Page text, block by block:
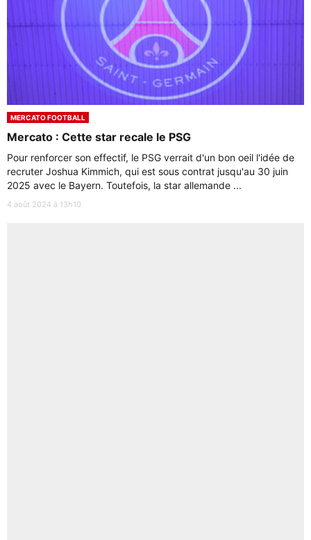
MERCATO FOOTBALL
Mercato : Cette star recale le PSG
Pour renforcer son effectif, le PSG verrait d'un bon oeil l'idée de
recruter Joshua Kimmich, qui est sous contrat jusqu'au 30 juin
2025 avec le Bayern. Toutefois, la star allemande ...
4 août 2024 à 13h10